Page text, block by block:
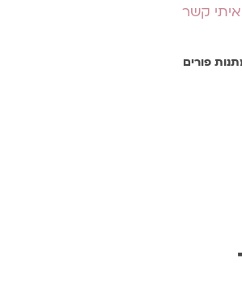
איתי קשר
פורים